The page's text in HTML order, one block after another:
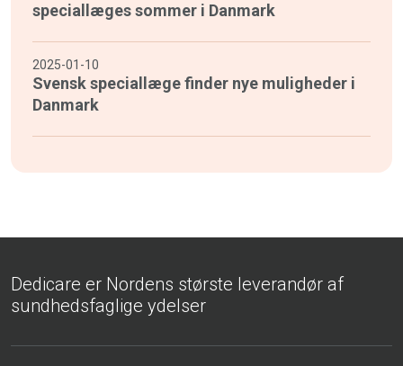
speciallæges sommer i Danmark
2025-01-10
Svensk speciallæge finder nye muligheder i
Danmark
Dedicare er Nordens største leverandør af
sundhedsfaglige ydelser